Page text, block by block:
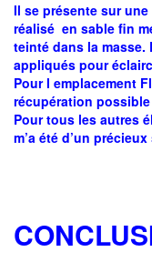
Il se présente sur
réalisé en sable fin
teinté dans la
appliqués pour
Pour l emplacement
récupération
Pour tous les autres
m’a été d’un